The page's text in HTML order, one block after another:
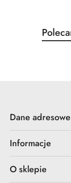
Pomiń
o
Dane adresowe
Informacje
O sklepie